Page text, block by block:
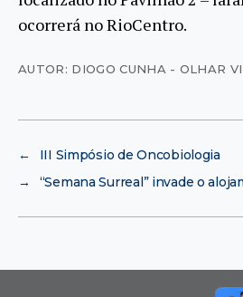
ocorrerá no RioCentro.
AUTOR: DIOGO CUNHA - OLHAR
←
III Simpósio de Oncobiologia
→
“Semana Surreal” invade o